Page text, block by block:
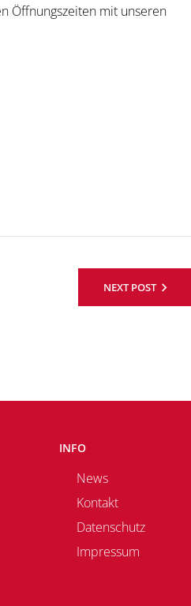
Öffnungszeiten mit unseren
NEXT POST
INFO
News
Kontakt
Datenschutz
Impressum